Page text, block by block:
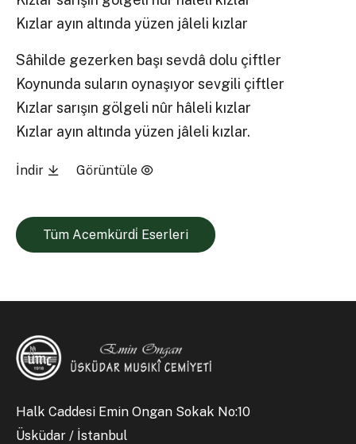
Kızlar ayın altında yüzen jâleli kızlar
Sâhilde gezerken başı sevdâ dolu çiftler
Koynunda suların oynaşıyor sevgili çiftler
Kızlar sarışın gölgeli nûr hâleli kızlar
Kızlar ayın altında yüzen jâleli kızlar.
İndir Görüntüle
Tüm Acemkürdi̇ Eserleri
Halk Caddesi Emin Ongan Sokak No:10
Üsküdar / İstanbul